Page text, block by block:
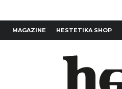
MAGAZINE HESTETIKA SHOP